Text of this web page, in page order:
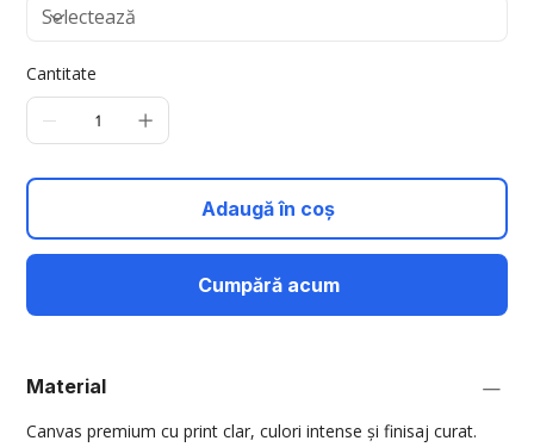
Cantitate
Adaugă în coș
Cumpără acum
Material
Canvas premium cu print clar, culori intense și finisaj curat.